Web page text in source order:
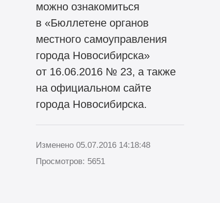
можно ознакомиться
в «Бюллетене органов
местного самоуправления
города Новосибирска»
от 16.06.2016 № 23, а также
на официальном сайте
города Новосибирска.
Изменено 05.07.2016 14:18:48
Просмотров: 5651